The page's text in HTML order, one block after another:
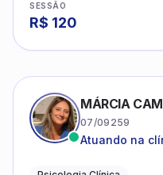
SESSÃO
R$ 120
MÁRCIA
07/09259
Atuando na
estruturas,